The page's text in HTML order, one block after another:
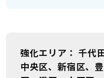
強化エリア
千代
中央区、新宿区、